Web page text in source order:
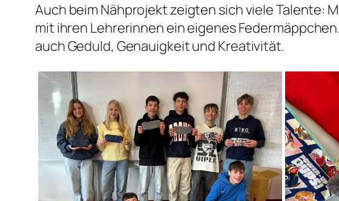
Auch beim Nähprojekt zeigten sich viele Talente:
mit ihren Lehrerinnen ein eigenes
auch Geduld, Genauigkeit und Kreativität.